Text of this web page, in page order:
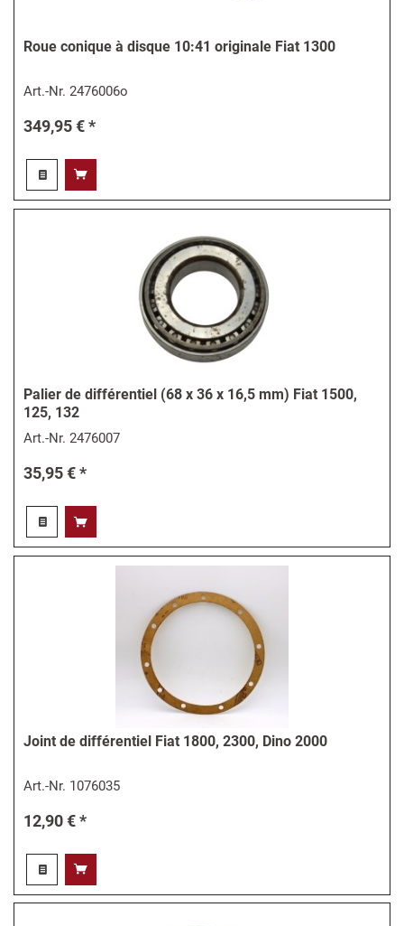
Roue conique à disque 10:41 originale Fiat 1300
Art.-Nr.2476006o
349,95 € *
Palier de différentiel (68 x 36 x 16,5 mm) Fiat 1500,
125, 132
Art.-Nr.2476007
35,95 € *
Joint de différentiel Fiat 1800, 2300, Dino 2000
Art.-Nr. 1076035
12,90 € *